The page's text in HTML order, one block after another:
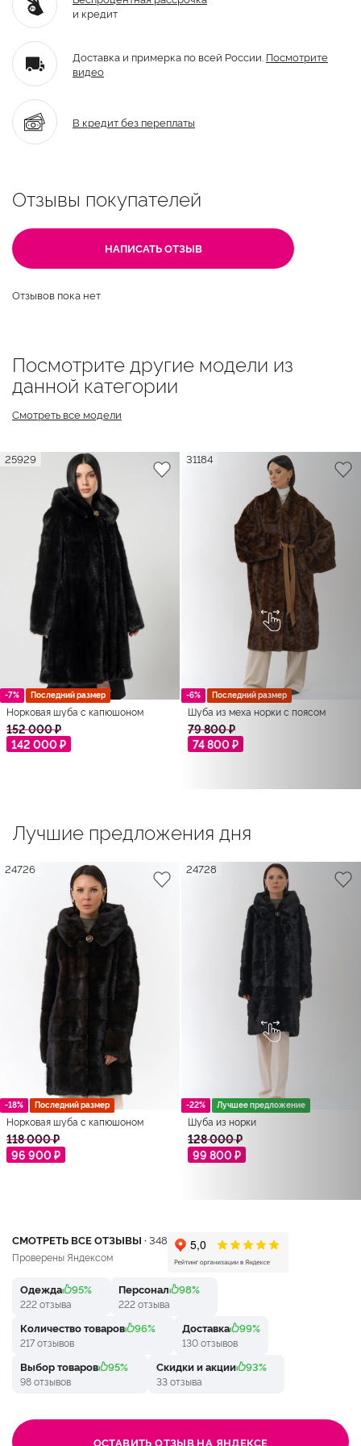
и кредит
Доставка и примерка по всей России. Посмотрите
видео
В кредит без переплаты
Отзывы покупателей
НАПИСАТЬ ОТЗЫВ
Отзывов пока нет
Посмотрите другие модели из
данной категории
Смотреть все модели
-7% Последний размер
25929
Норковая шуба с капюшоном
152 000 ₽
142 000 ₽
-6% Последний размер
31184
Шуба из меха норки с поясом
79 800 ₽
74 800 ₽
Лучшие предложения дня
-18% Последний размер
24726
Норковая шуба с капюшоном
118 000 ₽
96 900 ₽
-22% Лучшее предложение
24728
Шуба из норки
128 000 ₽
99 800 ₽
СМОТРЕТЬ ВСЕ ОТЗЫВЫ ·348
Проверены Яндексом
Одежда 95%
222 отзыва
Персонал 98%
222 отзыва
Количество товаров 96%
217 отзывов
Доставка 99%
130 отзывов
Выбор товаров 95%
98 отзывов
Скидки и акции 93%
33 отзыва
ОСТАВИТЬ ОТЗЫВ НА ЯНДЕКСЕ